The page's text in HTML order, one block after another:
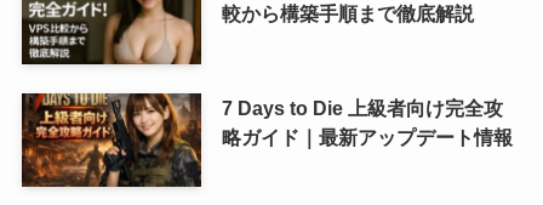
較から構築手順まで徹底解説
7 Days to Die 上級者向け完全攻
略ガイド｜最新アップデート情報